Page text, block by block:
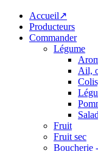
Accueil↗
Producteurs
Commander
Légume
Ail,
Fruit
Fruit sec
Boucherie